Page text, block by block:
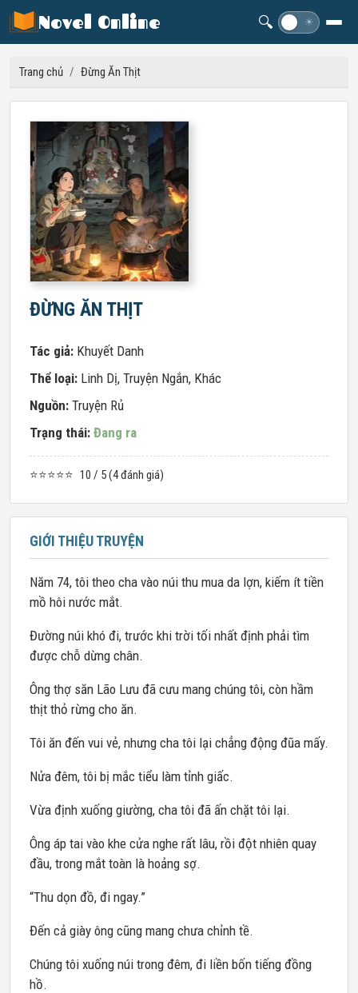
Novel Online 🔍 ☀
Trang chủ / Đừng Ăn Thịt
ĐỪNG ĂN THỊT
Tác giả: Khuyết Danh
Thể loại: Linh Dị, Truyện Ngắn, Khác
Nguồn: Truyện Rủ
Trạng thái: Đang ra
⭐⭐⭐⭐⭐ 10 / 5 (4 đánh giá)
GIỚI THIỆU TRUYỆN
Năm 74, tôi theo cha vào núi thu mua da lợn, kiếm ít tiền
mồ hôi nước mắt.
Đường núi khó đi, trước khi trời tối nhất định phải tìm
được chỗ dừng chân.
Ông thợ săn Lão Lưu đã cưu mang chúng tôi, còn hầm
thịt thỏ rừng cho ăn.
Tôi ăn đến vui vẻ, nhưng cha tôi lại chẳng động đũa mấy.
Nửa đêm, tôi bị mắc tiểu làm tỉnh giấc.
Vừa định xuống giường, cha tôi đã ấn chặt tôi lại.
Ông áp tai vào khe cửa nghe rất lâu, rồi đột nhiên quay
đầu, trong mắt toàn là hoảng sợ.
“Thu dọn đồ, đi ngay.”
Đến cả giày ông cũng mang chưa chỉnh tề.
Chúng tôi xuống núi trong đêm, đi liền bốn tiếng đồng
hồ.